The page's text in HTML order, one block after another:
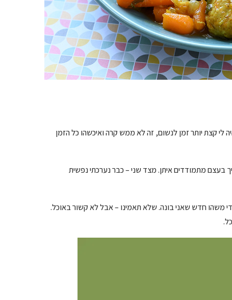
קצת יותר זמן לנשום, זה לא ממש קרה ואיכשהו כל הזמן
בעצם מתמודדים איתן. מצד שני – כבר נערכתי נפשית
משהו חדש שאני בונה. שלא תאמינו – אבל לא קשור באוכל.